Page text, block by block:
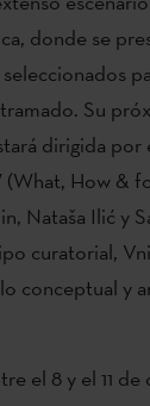
donde se
Su
dirigida
How &
Nataša Ilić y
curatorial,
conceptual y
el 8 y el 11